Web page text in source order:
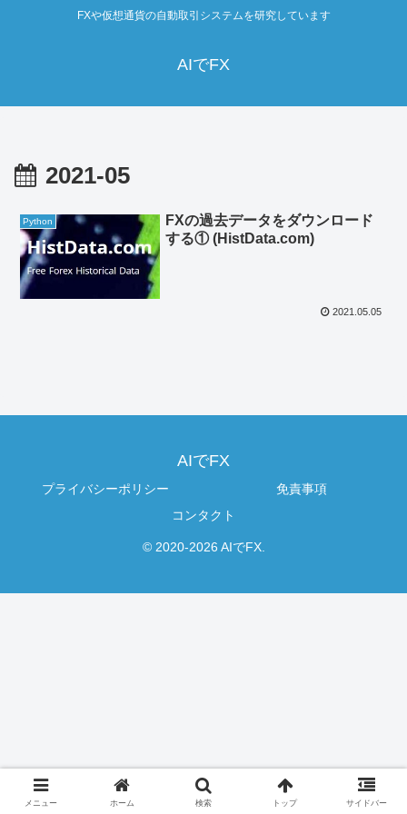
FXや仮想通貨の自動取引システムを研究しています
AIでFX
2021-05
Python
FXの過去データをダウンロード
する① (HistData.com)
2021.05.05
AIでFX
プライバシーポリシー
免責事項
コンタクト
© 2020-2026 AIでFX.
メニュー ホーム 検索 トップ サイドバー